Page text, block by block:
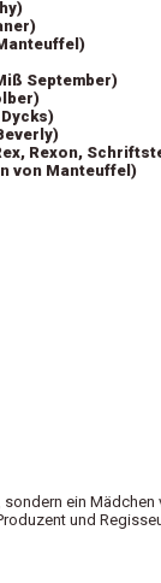
September)
Rexon,
von Manteuffel)
ein
und